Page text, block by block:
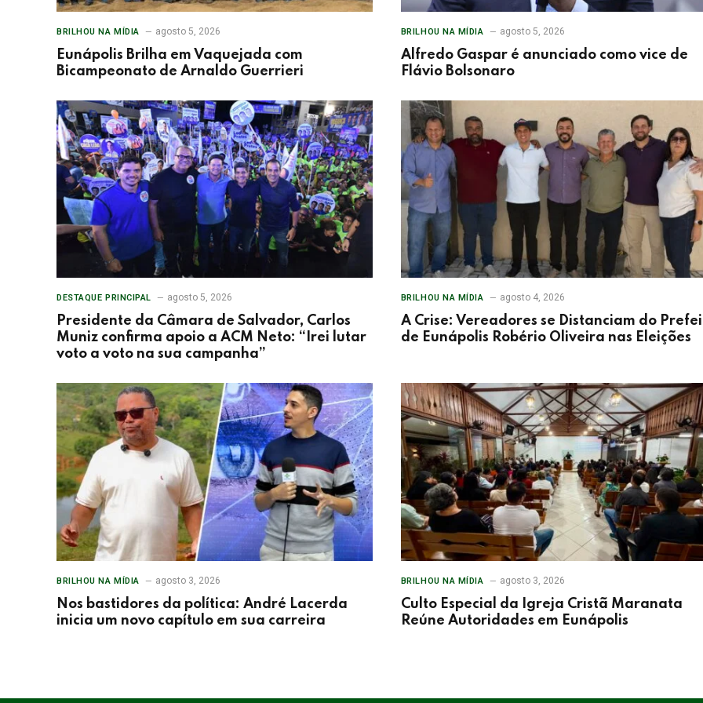
BRILHOU NA MÍDIA agosto 5, 2026
Eunápolis Brilha em Vaquejada com
Bicampeonato de Arnaldo Guerrieri
BRILHOU NA MÍDIA agosto 5, 2026
Alfredo Gaspar é anunciado como vice de
Flávio Bolsonaro
DESTAQUE PRINCIPAL agosto 5, 2026
Presidente da Câmara de Salvador, Carlos
Muniz confirma apoio a ACM Neto: “Irei lutar
voto a voto na sua campanha”
BRILHOU NA MÍDIA agosto 4, 2026
A Crise: Vereadores se Distanciam do
de Eunápolis Robério Oliveira nas Eleições
BRILHOU NA MÍDIA agosto 3, 2026
Nos bastidores da política: André Lacerda
inicia um novo capítulo em sua carreira
BRILHOU NA MÍDIA agosto 3, 2026
Culto Especial da Igreja Cristã Maranata
Reúne Autoridades em Eunápolis